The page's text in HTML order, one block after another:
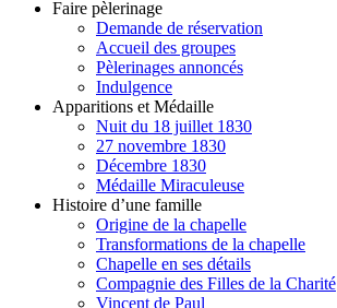
Faire pèlerinage
Demande de réservation
Accueil des groupes
Pèlerinages annoncés
Indulgence
Apparitions et Médaille
Nuit du 18 juillet 1830
27 novembre 1830
Décembre 1830
Médaille Miraculeuse
Histoire d’une famille
Origine de la chapelle
Transformations de la chapelle
Chapelle en ses détails
Compagnie des Filles de la Charité
Vincent de Paul